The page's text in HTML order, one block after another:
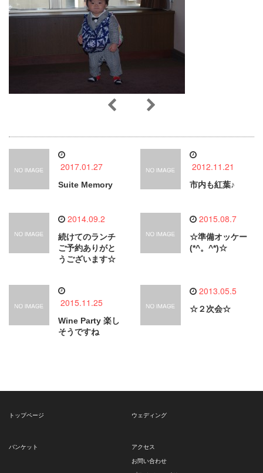
2017.01.27
Suite Memory
2012.11.21
市内も紅葉♪
2014.09.2
続けてのランチ
ご予約ありがと
うございます☆
2015.08.7
☆準備オッケー
(*^。^*)☆
2015.11.25
Wine Party 楽し
そうですね
2013.05.5
☆２次会☆
トップページ ウェディング
バンケット アクセス
お問い合わせ